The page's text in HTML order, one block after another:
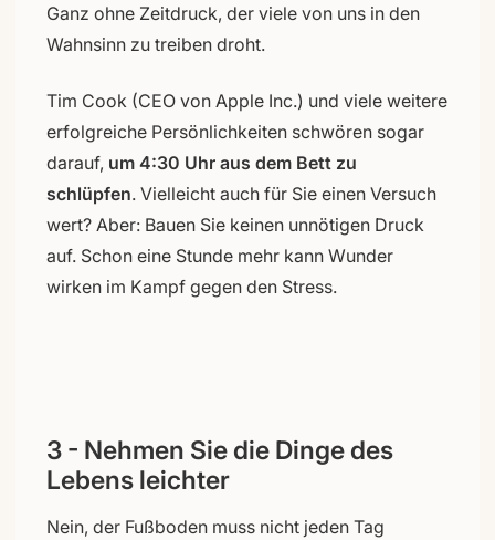
Ganz ohne Zeitdruck, der viele von uns in den
Wahnsinn zu treiben droht.
Tim Cook (CEO von Apple Inc.) und viele weitere
erfolgreiche Persönlichkeiten schwören sogar
darauf, um 4:30 Uhr aus dem Bett zu
schlüpfen. Vielleicht auch für Sie einen Versuch
wert? Aber: Bauen Sie keinen unnötigen Druck
auf. Schon eine Stunde mehr kann Wunder
wirken im Kampf gegen den Stress.
3 - Nehmen Sie die Dinge des
Lebens leichter
Nein, der Fußboden muss nicht jeden Tag